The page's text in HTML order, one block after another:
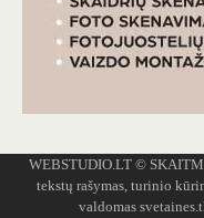
WEBSTUDIO.LT ©
tekstų rašymas, turinio
valdomas